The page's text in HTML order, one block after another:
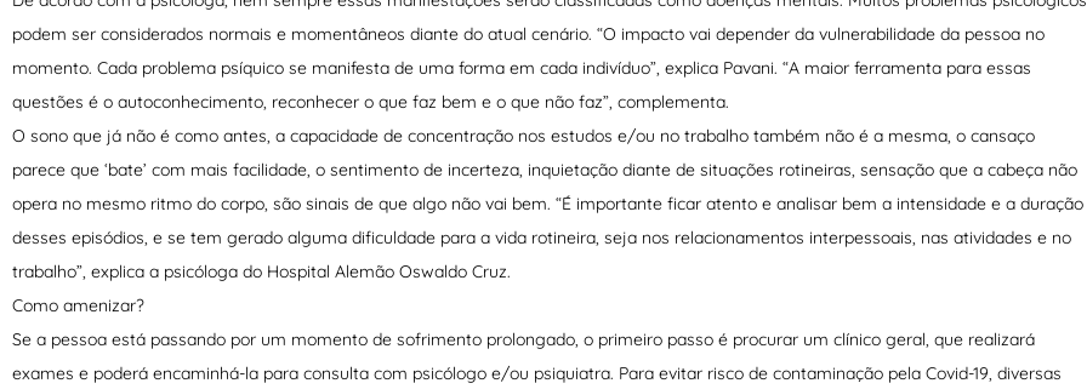
podem ser considerados normais e momentâneos diante do atual cenário. “O impacto vai depender da vulnerabilidade da pessoa no
momento. Cada problema psíquico se manifesta de uma forma em cada indivíduo”, explica Pavani. “A maior ferramenta para essas
questões é o autoconhecimento, reconhecer o que faz bem e o que não faz”, complementa.
O sono que já não é como antes, a capacidade de concentração nos estudos e/ou no trabalho também não é a mesma, o cansaço
parece que ‘bate’ com mais facilidade, o sentimento de incerteza, inquietação diante de situações rotineiras, sensação que a cabeça não
opera no mesmo ritmo do corpo, são sinais de que algo não vai bem. “É importante ficar atento e analisar bem a intensidade e a duração
desses episódios, e se tem gerado alguma dificuldade para a vida rotineira, seja nos relacionamentos interpessoais, nas atividades e no
trabalho”, explica a psicóloga do Hospital Alemão Oswaldo Cruz.
Como amenizar?
Se a pessoa está passando por um momento de sofrimento prolongado, o primeiro passo é procurar um clínico geral, que realizará
exames e poderá encaminhá-la para consulta com psicólogo e/ou psiquiatra. Para evitar risco de contaminação pela Covid-19, diversas